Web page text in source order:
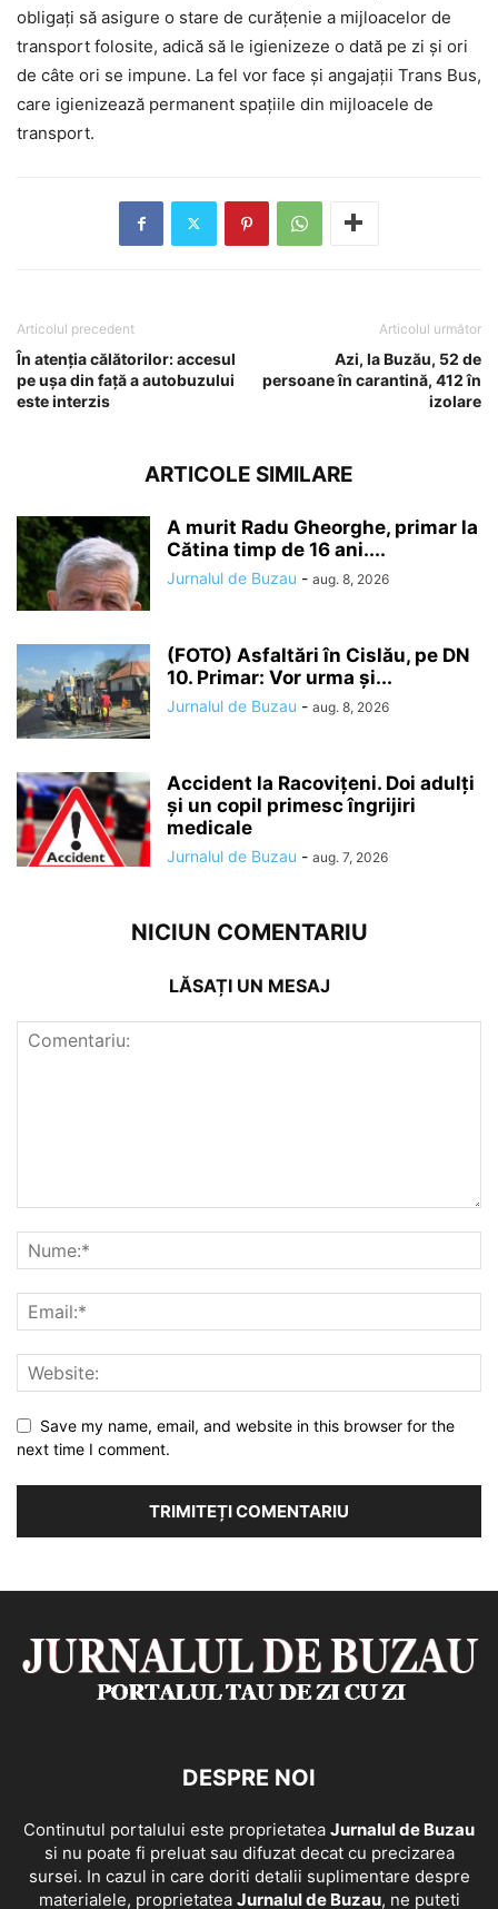
obligați să asigure o stare de curățenie a mijloacelor de
transport folosite, adică să le igienizeze o dată pe zi și ori
de câte ori se impune. La fel vor face și angajații Trans Bus,
care igienizează permanent spațiile din mijloacele de
transport.
Articolul precedent
În atenția călătorilor: accesul
pe uşa din faţă a autobuzului
este interzis
Articolul următor
Azi, la Buzău, 52 de
persoane în carantină, 412 în
izolare
ARTICOLE SIMILARE
A murit Radu Gheorghe, primar la
Cătina timp de 16 ani....
Jurnalul de Buzau - aug. 8, 2026
(FOTO) Asfaltări în Cislău, pe DN
10. Primar: Vor urma și...
Jurnalul de Buzau - aug. 8, 2026
Accident la Racovițeni. Doi adulți
și un copil primesc îngrijiri
medicale
Jurnalul de Buzau - aug. 7, 2026
NICIUN COMENTARIU
LĂSAȚI UN MESAJ
Save my name, email, and website in this browser for the
next time I comment.
DESPRE NOI
Continutul portalului este proprietatea Jurnalul de Buzau
si nu poate fi preluat sau difuzat decat cu precizarea
sursei. In cazul in care doriti detalii suplimentare despre
materialele, proprietatea Jurnalul de Buzau, ne puteti